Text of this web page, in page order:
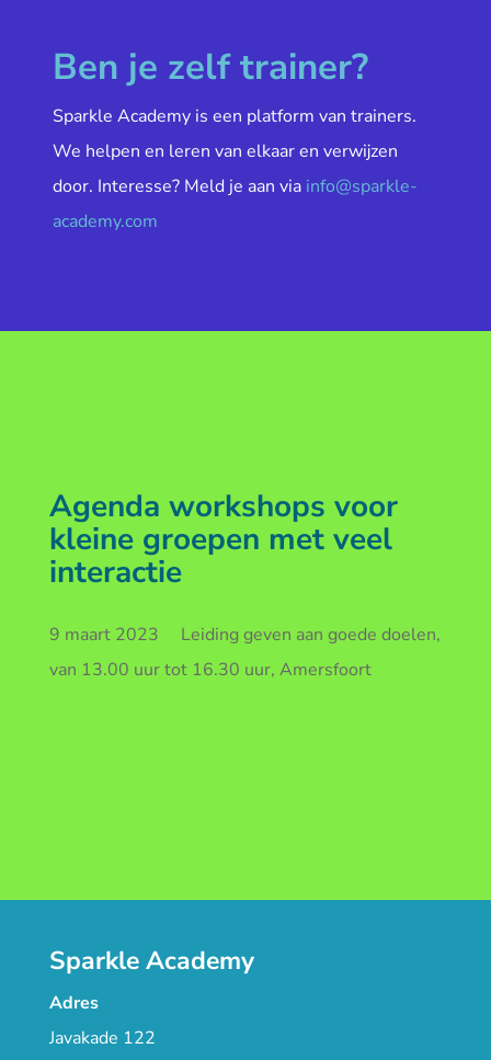
Ben je zelf trainer?
Sparkle Academy is een platform van trainers.
We helpen en leren van elkaar en verwijzen
door. Interesse? Meld je aan via info@sparkle-
academy.com
Agenda workshops voor
kleine groepen met veel
interactie
9 maart 2023 Leiding geven aan goede doelen,
van 13.00 uur tot 16.30 uur, Amersfoort
Sparkle Academy
Adres
Javakade 122